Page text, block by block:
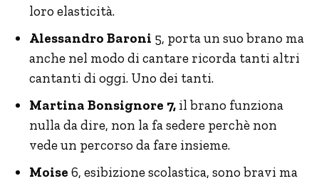
loro elasticità.
Alessandro Baroni 5, porta un suo brano ma
anche nel modo di cantare ricorda tanti altri
cantanti di oggi. Uno dei tanti.
Martina Bonsignore 7, il brano funziona
nulla da dire, non la fa sedere perchè non
vede un percorso da fare insieme.
Moise 6, esibizione scolastica, sono bravi ma